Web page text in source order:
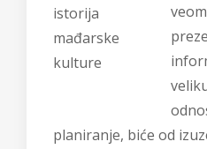
istorija
mađarske
kulture
planiranje, biće od